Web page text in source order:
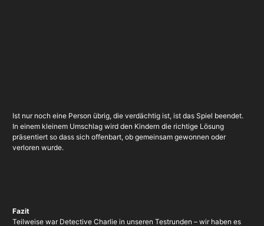
Ist nur noch eine Person übrig, die verdächtig ist, ist das Spiel beendet.
In einem kleinem Umschlag wird den Kindern die richtige Lösung
präsentiert so dass sich offenbart, ob gemeinsam gewonnen oder
verloren wurde.
Fazit
Teilweise war Detective Charlie in unseren Testrunden – wir haben es